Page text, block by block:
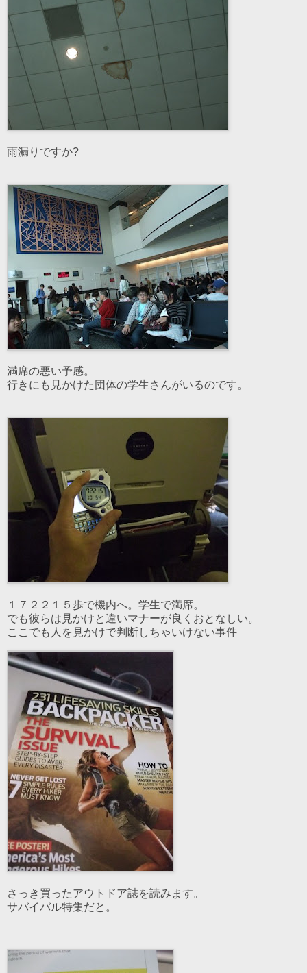
雨漏りですか?
満席の悪い予感。
行きにも見かけた団体の学生さんがいるのです。
１７２２１５歩で機内へ。学生で満席。
でも彼らは見かけと違いマナーが良くおとなしい。
ここでも人を見かけで判断しちゃいけない事件
さっき買ったアウトドア誌を読みます。
サバイバル特集だと。